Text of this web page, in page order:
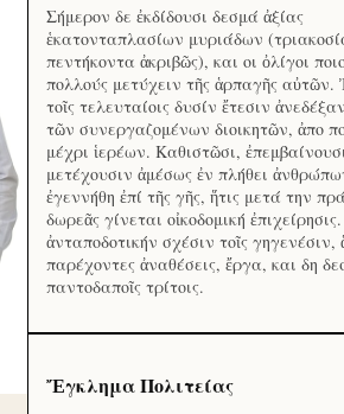
Σήμερον δε ἐκδίδουσι δεσμά ἀξίας
ἑκατονταπλασίων μυριάδων
πεντήκοντα ἀκριβῶς), και οι ὀλίγοι
πολλούς μετύχειν τῆς ἁρπαγῆς αὐτῶν.
τοῖς τελευταίοις δυσίν ἔτεσιν
τῶν συνεργαζομένων διοικητῶν, ἀπο
μέχρι ἱερέων. Καθιστῶσι,
μετέχουσιν ἀμέσως ἐν πλήθει
ἐγεννήθη ἐπί τῆς γῆς, ἥτις μετά την
δωρεᾶς γίνεται οἰκοδομική
ἀνταποδοτικήν σχέσιν τοῖς γηγενέσιν,
παρέχοντες ἀναθέσεις, ἔργα, και δη
παντοδαποῖς τρίτοις.
Ἔγκλημα Πολιτείας